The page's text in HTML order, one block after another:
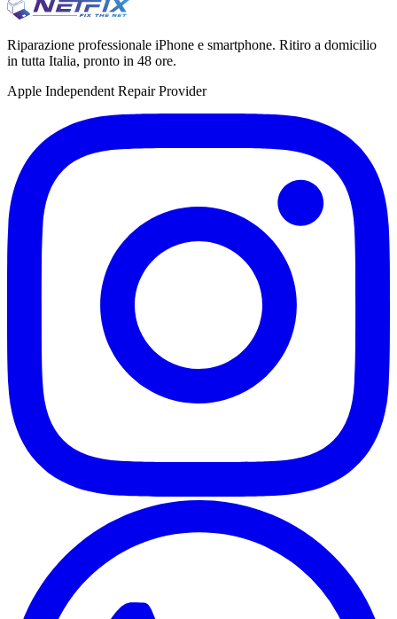
Riparazione professionale iPhone e smartphone. Ritiro a domicilio
in tutta Italia, pronto in 48 ore.
Apple Independent Repair Provider